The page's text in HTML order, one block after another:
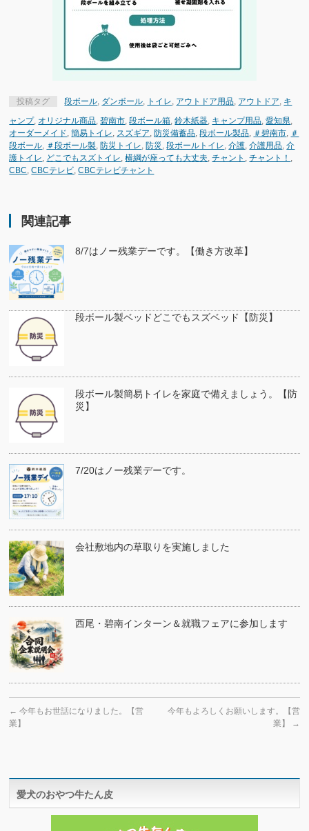
投稿タグ 段ボール, ダンボール, トイレ, アウトドア用品, アウトドア, キ
ャンプ, オリジナル商品,碧南市,段ボール箱,鈴木紙器, キャンプ用品,愛知県,
オーダーメイド,簡易トイレ, スズギア, 防災備蓄品,段ボール製品, ＃碧南市, ＃
段ボール, ＃段ボール製, 防災トイレ, 防災 ,段ボールトイレ,介護,介護用品,介
護トイレ, どこでもスズトイレ,横綱が座っても大丈夫,チャント ,チャント！ ,
CBC,CBCテレビ,CBCテレビチャント
関連記事
8/7はノー残業デーです。【働き方改革】
段ボール製ベッドどこでもスズベッド【防災】
段ボール製簡易トイレを家庭で備えましょう。【防
災】
7/20はノー残業デーです。
会社敷地内の草取りを実施しました
西尾・碧南インターン＆就職フェアに参加します
← 今年もお世話になりました。【営
業】
今年もよろしくお願いします。【営
業】
→
愛犬のおやつ牛たん皮